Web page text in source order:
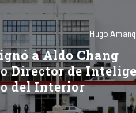
Hugo
a Aldo Chang
Director de
del Interior